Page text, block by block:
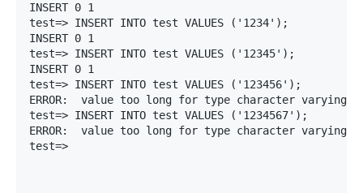
INSERT 0 1
test=> INSERT INTO test VALUES ('1234');
INSERT 0 1
test=> INSERT INTO test VALUES ('12345');
INSERT 0 1
test=> INSERT INTO test VALUES ('123456');
ERROR:  value too long for type character
test=> INSERT INTO test VALUES ('1234567');
ERROR:  value too long for type character
test=>